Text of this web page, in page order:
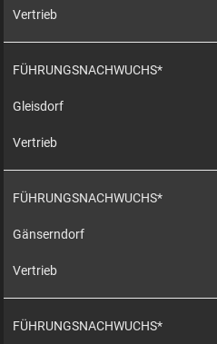
Vertrieb
FÜHRUNGSNACHWUCHS*
Gleisdorf
Vertrieb
FÜHRUNGSNACHWUCHS*
Gänserndorf
Vertrieb
FÜHRUNGSNACHWUCHS*